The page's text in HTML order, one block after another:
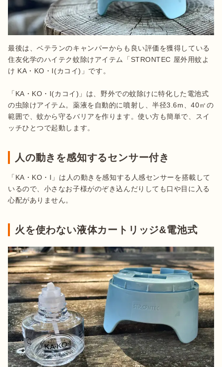
最後は、ベテランのキャンパーからも良い評価を獲得している
住友化学のハイテク蚊除けアイテム「STRONTEC 屋外用蚊よ
け KA・KO・I(カコイ)」です。
「KA・KO・I(カコイ)」は、野外での蚊除けに特化した電池式
の虫除けアイテム。薬液を自動的に噴射し、半径3.6m、40㎡の
範囲で、蚊から守るバリアを作ります。使い方も簡単で、スイ
ッチひとつで起動します。
人の動きを感知するセンサー付き
「KA・KO・I」は人の動きを感知する人感センサーを搭載して
いるので、小さなお子様がのぞき込んだりしても口や目に入る
心配がありません。
火を使わない液体カートリッジ&電池式